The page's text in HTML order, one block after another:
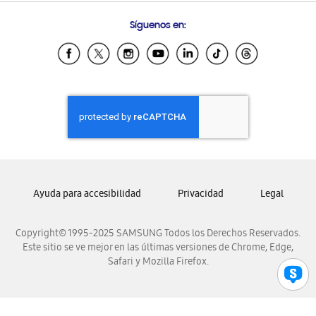
Samsung Ecuador
Samsung El Salvador
Samsung Honduras
Samsung Nicaragua
Samsung Panamá
Samsung Venezuela
Síguenos en:
Copyright© 1995-2025 SAMSUNG Todos los Derechos Reservados.
Este sitio se ve mejor en las últimas versiones de Chrome, Edge,
Safari y Mozilla Firefox.
Ayuda para accesibilidad Privacidad Legal